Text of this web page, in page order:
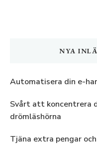
NYA
Automatisera din e-
Svårt att koncentrera
drömläshörna
Tjäna extra pengar